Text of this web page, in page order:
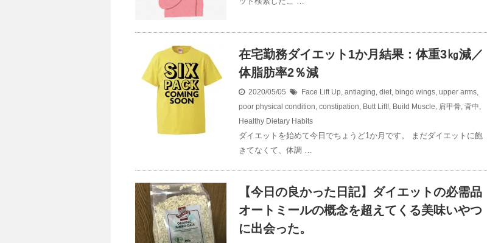
在宅勤務ダイエット1か月結果：体重3㎏減／
体脂肪率2％減
2020/05/05 Face Lift Up, antiaging, diet, bingo wings, upper arms,
poor physical condition, constipation, Butt Lift!, Build Muscle, 肩甲骨, 背中,
Healthy Dietary Habits
ダイエットを始めて今日でちょうど1か月です。 まだダイエットに飽
きてなくて、体調 …
【今日の良かった日記】ダイエットの必需品
オートミールの概念を超えてくる美味いやつ
に出会った。